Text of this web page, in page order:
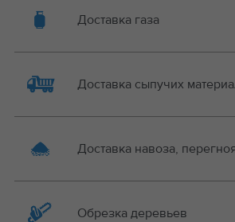
Доставка газа
Доставка сыпучих
Доставка навоза,
Обрезка деревьев